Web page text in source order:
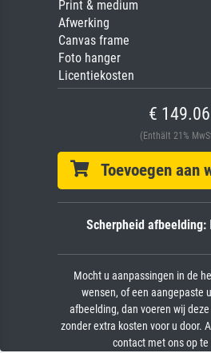
Print & medium
Afwerking
Canvas frame
Foto hanger
Licentiekosten
€ 149.06
(Enthält 21%
Toevoegen aan
Scherpheid afbeelding:
Mocht u aanpassingen in de
wensen, of een aangepaste
afbeelding, dan voeren wij
zonder extra kosten voor u door.
contact met ons op